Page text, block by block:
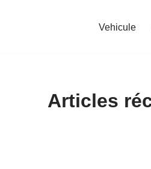
Vehicule
Articles